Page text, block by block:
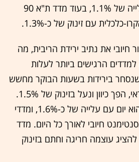
מדד ת"א 35 חתם בעלייה של 1.1%, בעוד מדד ת"א 90
עם זינוק של כ-1.3%.
חיובי את נתיב ירידת הריבית, מה
הרגישים ביותר לעלות
בירידות בשעות הבוקר מחשש
לפגיעה במרווחי האשראי, הפך כיוון ונעל בזינוק של 1.5%.
מדד הביטוח רשם גם הוא יום עם עלייה של כ-1.6%, ומדדי
חיובי לאורך כל היום. מדד
עוצמה חריגה וחתם בזינוק